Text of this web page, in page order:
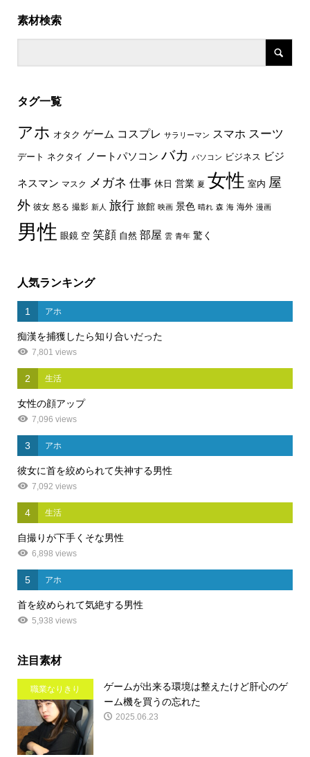
素材検索
タグ一覧
アホ オタク ゲーム コスプレ サラリーマン スマホ スーツ
デート ネクタイ ノートパソコン バカ パソコン ビジネス ビジ
ネスマン マスク メガネ 仕事 休日 営業 夏 女性 室内 屋
外 彼女 怒る 撮影 新人 旅行 旅館 映画 景色 晴れ 森 海 海外 漫画
男性 眼鏡 空 笑顔 自然 部屋 雲 青年 驚く
人気ランキング
1 アホ
痴漢を捕獲したら知り合いだった
7,801 views
2 生活
女性の顔アップ
7,096 views
3 アホ
彼女に首を絞められて失神する男性
7,092 views
4 生活
自撮りが下手くそな男性
6,898 views
5 アホ
首を絞められて気絶する男性
5,938 views
注目素材
職業なりきり
ゲームが出来る環境は整えたけど肝心のゲ
ーム機を買うの忘れた
2025.06.23